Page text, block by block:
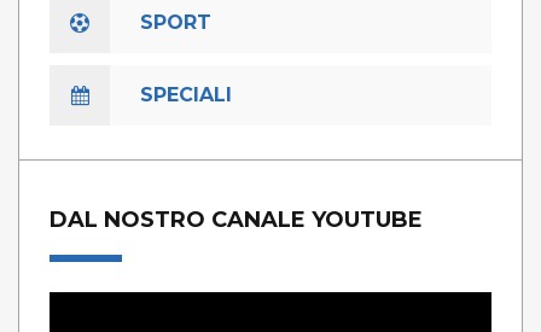
SPORT
SPECIALI
DAL NOSTRO CANALE YOUTUBE